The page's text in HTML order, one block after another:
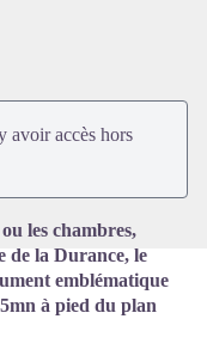
avoir accès hors
les chambres,
de la Durance, le
emblématique
à pied du plan